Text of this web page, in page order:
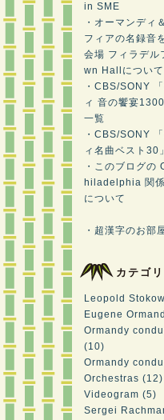
in SME
・オーマンディ
フィアの名録音
会場 フィラデル
wn Hallについて
・CBS/SONY
ィ 音の饗宴
一覧
・CBS/SONY
ィ名曲ベスト30
・このブログの
hiladelphia 関係
について
・超漢字のお部
カテゴ
Leopold
Eugene
Ormandy
(10)
Ormandy
Orchestras (12)
Videogram (5)
Sergei